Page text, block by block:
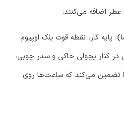
عطر اضافه می‌کنند.
پایه کار، نقطه قوت بلک اوپیوم
کنار پچولی خاکی و سدر چوبی،
تضمین می‌کند که ساعت‌ها روی